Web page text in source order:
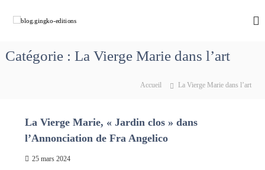
o
n
g
m
v
e
Catégorie : La Vierge Marie dans l’art
Accueil La Vierge Marie dans l’art
La Vierge Marie, « Jardin clos » dans
l’Annonciation de Fra Angelico
25 mars 2024